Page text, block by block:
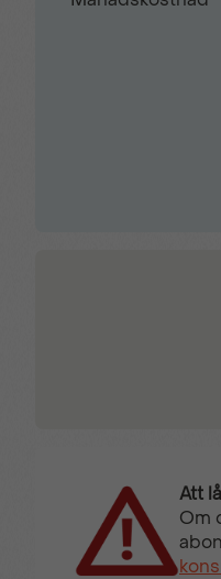
Att
Om